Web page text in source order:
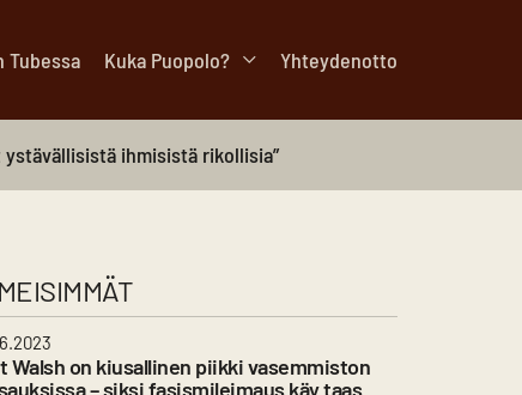
Tubessa Kuka Puopolo? Yhteydenotto
ihmisistä rikollisia”
Walsh on kiusallinen piikki vasemmiston
– siksi fasismileimaus käy taas